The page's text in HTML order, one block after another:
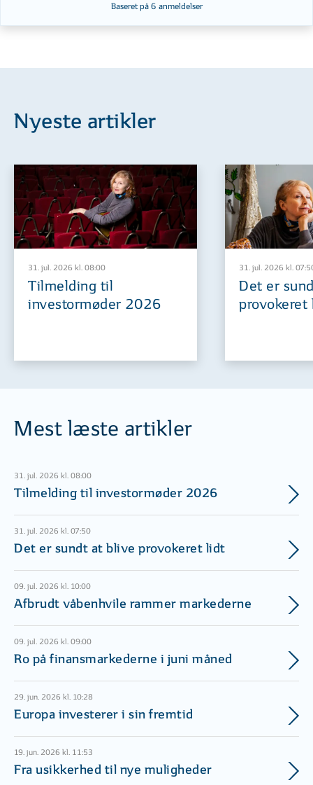
Baseret på 6 anmeldelser
Nyeste artikler
31. jul. 2026 kl. 08:00
Tilmelding til
investormøder 2026
31. jul. 2026 kl.
Det er
provokeret
Mest læste artikler
31. jul. 2026 kl. 08:00
Tilmelding til investormøder 2026
31. jul. 2026 kl. 07:50
Det er sundt at blive provokeret lidt
09. jul. 2026 kl. 10:00
Afbrudt våbenhvile rammer markederne
09. jul. 2026 kl. 09:00
Ro på finansmarkederne i juni måned
29. jun. 2026 kl. 10:28
Europa investerer i sin fremtid
19. jun. 2026 kl. 11:53
Fra usikkerhed til nye muligheder